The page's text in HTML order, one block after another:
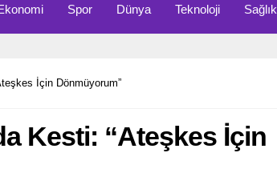
Spor Dünya Teknoloji Sağlık
İçin Dönmüyorum”
Kesti: “Ateşkes İçin